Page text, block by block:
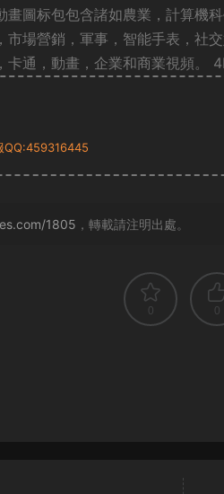
圖标包包含諸如農業，計算機
市場營銷，軍事，智能手表，社
通，動畫，企業和商業視頻。
QQ:459316445
1805 ，轉載請注明出處。
0 0